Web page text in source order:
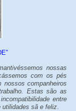
nossas
com os pés
nossos companheiros
Estas são as
entre
utilidades sã e feliz